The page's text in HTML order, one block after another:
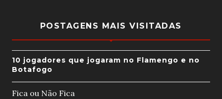
POSTAGENS MAIS VISITADAS
10 jogadores que jogaram no Flamengo e no
Botafogo
Fica ou Não Fica